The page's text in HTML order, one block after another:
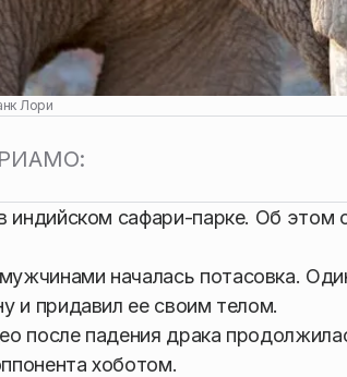
Лори
РИАМО:
индийском сафари-парке. Об этом
началась потасовка.
и придавил ее своим телом.
после падения драка
хоботом.